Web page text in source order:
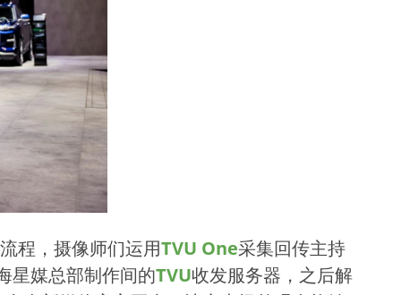
程，摄像师们运用TVU One采集回传主持
星媒总部制作间的TVU收发服务器，之后解